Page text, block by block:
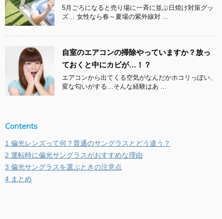
5月ごろになると売り場に一斉に並ぶ日焼け対策グッ
ズ… 女性なら春～夏場の紫外線対 ...
自室のエアコンの掃除やっていますか？放っ
ておくと中にカビが…！？
エアコンから出てくる空気がなんだかホコリっぽい、
変な匂いがする…そんな経験はあ ...
Contents
1 偏光レンズって何？普通のサングラスとどう違う？
2 運転時に偏光サングラスがおすすめな理由
3 偏光サングラスを選ぶときの注意点
4 まとめ